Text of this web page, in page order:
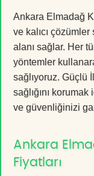
Ankara Elmadağ
ve kalıcı
alanı sağlar. Her
yöntemler
sağlıyoruz. Güçlü
sağlığını
ve güvenliğinizi
Ankara
Fiyatları